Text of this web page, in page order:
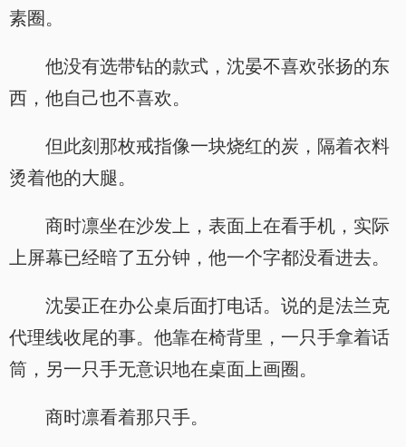
素圈。
他没有选带钻的款式，沈晏不喜欢张扬的东
西，他自己也不喜欢。
但此刻那枚戒指像一块烧红的炭，隔着衣料
烫着他的大腿。
商时凛坐在沙发上，表面上在看手机，实际
上屏幕已经暗了五分钟，他一个字都没看进去。
沈晏正在办公桌后面打电话。说的是法兰克
代理线收尾的事。他靠在椅背里，一只手拿着话
筒，另一只手无意识地在桌面上画圈。
商时凛看着那只手。